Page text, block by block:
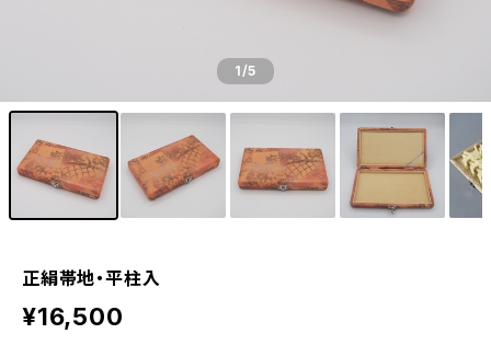
1/5
正絹帯地・平柱入
¥16,500